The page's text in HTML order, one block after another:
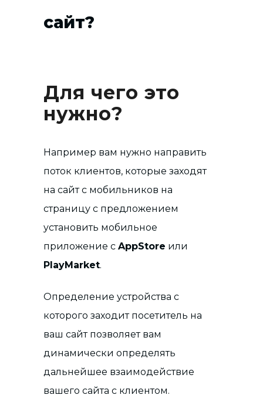
сайт?
Для чего это
нужно?
Например вам нужно направить
поток клиентов, которые заходят
на сайт с мобильников на
страницу с предложением
установить мобильное
приложение с AppStore или
PlayMarket.
Определение устройства с
которого заходит посетитель на
ваш сайт позволяет вам
динамически определять
дальнейшее взаимодействие
вашего сайта с клиентом.